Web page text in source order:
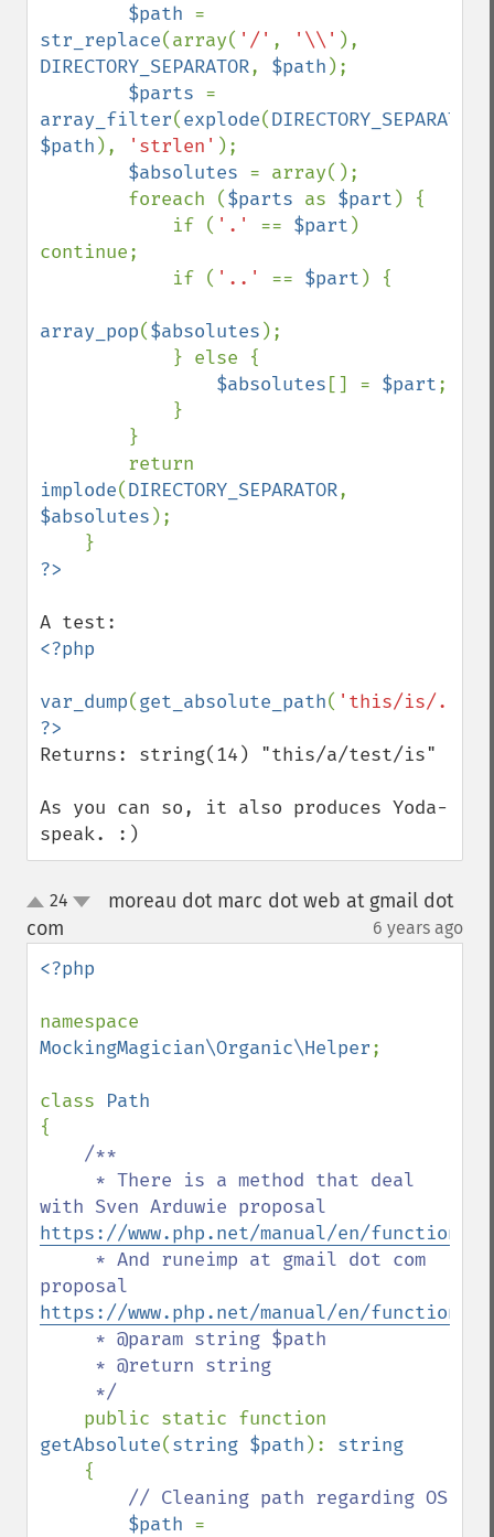
$path
str_replace(array( '/' , '\\'
DIRECTORY_SEPARATOR, $path );
$parts
array_filter(explode(DIRECTORY_SEPARATOR
$path ), 'strlen' );
$absolutes = array();
        foreach (
$parts as $part ) {
            if (
'.' == $part )
continue;
            if (
'..' == $part ) {
array_pop($absolutes );
$absolutes [] = $part;
implode(DIRECTORY_SEPARATOR
$absolutes );
<?php
var_dump(get_absolute_path( 'this/is/../
Returns: string(14) "this/a/test/is"
As you can so, it also produces Yoda-
speak. :)
up24
moreau dot marc dot web at gmail dot
com
6 years ago
<?php
MockingMagician\Organic\Helper;
class
{
/**
https://www.php.net/manual/en/
https://www.php.net/manual/en/
getAbsolute(string $path ): string
{
// Cleaning path regarding OS
$path